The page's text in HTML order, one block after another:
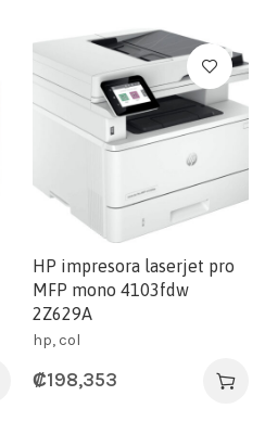
HP impresora laserjet pro
MFP mono 4103fdw
2Z629A
hp, col
₡198,353